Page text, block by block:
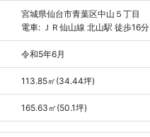
宮城県仙台市青葉区中山５丁目
電車: ＪＲ仙山線 北山駅 徒歩16分
令和5年6月
113.85㎡(34.44坪)
165.63㎡(50.1坪)